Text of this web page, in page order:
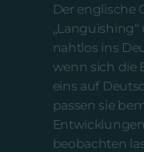
Der englische
nahtlos ins
wenn sich die
eins auf
passen sie
beobachten